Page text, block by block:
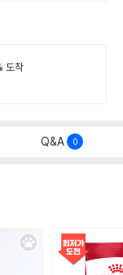
도착
Q&A 0